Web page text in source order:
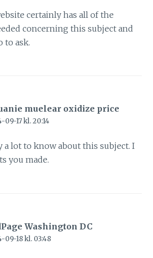
certainly has all of the
concerning this subject and
to ask.
muelear oxidize price
09-17 kl. 20:14
a lot to know about this subject. I
you made.
Washington DC
09-18 kl. 03:48